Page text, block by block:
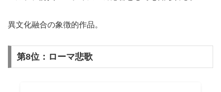
異文化融合の象徴的作品。
第8位：ローマ悲歌